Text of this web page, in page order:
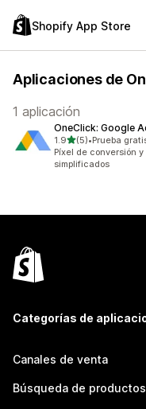
Shopify App Store
Aplicaciones de
1 aplicación
OneClick: Google
1.9de 5 estrellas
(5)
5 reseñas en total
•Prueba
Píxel de conversión
simplificados
Categorías de
Canales de venta
Búsqueda de productos